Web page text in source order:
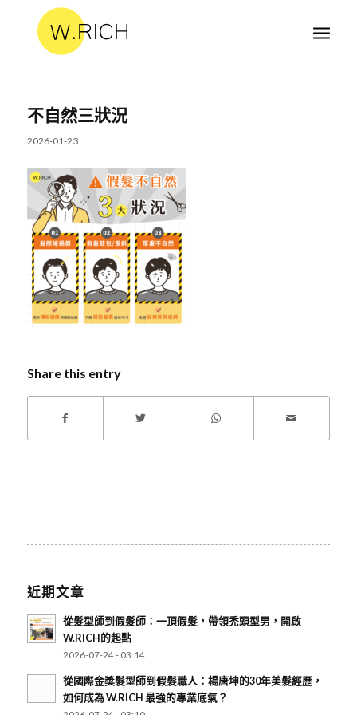
不自然三狀況
2026-01-23
Share this entry
近期文章
從髮型師到假髮師：一頂假髮，帶領禿頭型男，開啟
W.RICH的起點
2026-07-24 - 03:14
從國際金獎髮型師到假髮職人：楊唐坤的30年美髮經歷，
如何成為 W.RICH 最強的專業底氣？